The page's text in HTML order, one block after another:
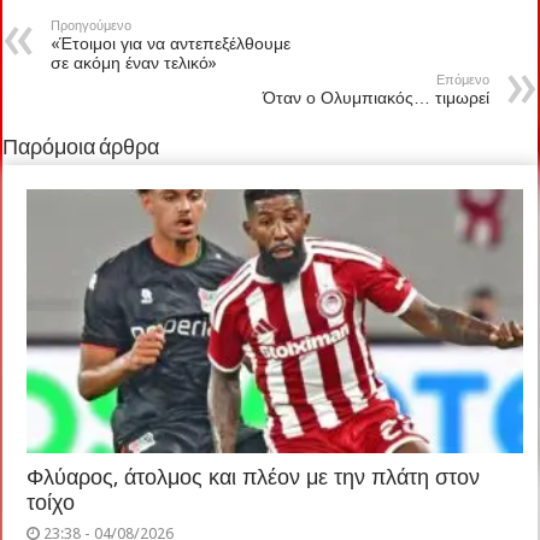
Προηγούμενο
«Έτοιμοι για να αντεπεξέλθουμε
σε ακόμη έναν τελικό»
Επόμενο
Όταν ο Ολυμπιακός… τιμωρεί
Παρόμοια άρθρα
Φλύαρος, άτολμος και πλέον με την πλάτη στον
τοίχο
23:38 - 04/08/2026